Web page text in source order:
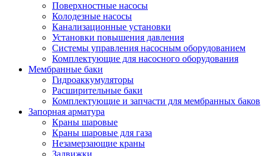
Поверхностные насосы
Колодезные насосы
Канализационные установки
Установки повышения давления
Системы управления насосным оборудованием
Комплектующие для насосного оборудования
Мембранные баки
Гидроаккумуляторы
Расширительные баки
Комплектующие и запчасти для мембранных баков
Запорная арматура
Краны шаровые
Краны шаровые для газа
Незамерзающие краны
Задвижки